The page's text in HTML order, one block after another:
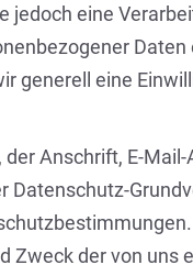
jedoch eine
Daten
generell eine
Anschrift, E-
Zweck der von uns